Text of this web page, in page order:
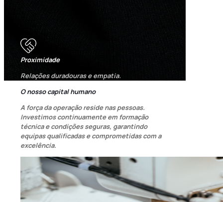
Proximidade
Relações duradouras e empatia.
O nosso capital humano
A força da operação reside nas pessoas.
Investimos continuamente em formação
técnica e condições seguras, garantindo
equipas qualificadas e comprometidas com a
excelência.